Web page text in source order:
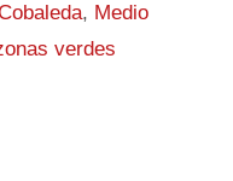
, Medio
verdes